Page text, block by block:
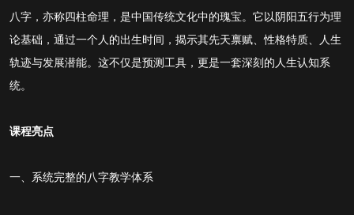
八字，亦称四柱命理，是中国传统文化中的瑰宝。它以阴阳五行为理
论基础，通过一个人的出生时间，揭示其先天禀赋、性格特质、人生
轨迹与发展潜能。这不仅是预测工具，更是一套深刻的人生认知系
统。
课程亮点
一、系统完整的八字教学体系